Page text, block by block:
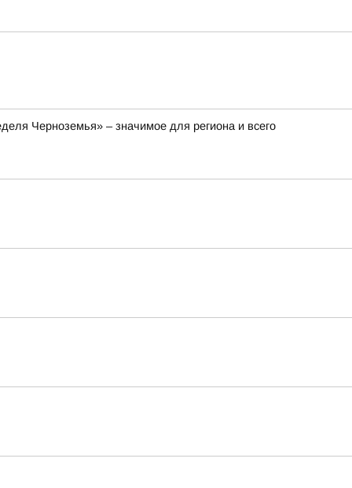
Черноземья» – значимое для региона и всего